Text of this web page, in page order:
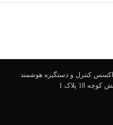
اکسس کنترل و دستگیره هوشمند
18 پلاک 1